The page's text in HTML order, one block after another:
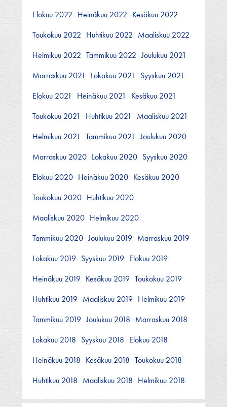
Elokuu 2022 Heinäkuu 2022 Kesäkuu 2022
Toukokuu 2022 Huhtikuu 2022 Maaliskuu 2022
Helmikuu 2022 Tammikuu 2022 Joulukuu 2021
Marraskuu 2021
Lokakuu 2021
Syyskuu 2021
Elokuu 2021
Heinäkuu 2021
Kesäkuu 2021
Toukokuu 2021
Huhtikuu 2021
Maaliskuu 2021
Helmikuu 2021
Tammikuu 2021
Joulukuu 2020
Marraskuu 2020 Lokakuu 2020 Syyskuu 2020
Elokuu 2020 Heinäkuu 2020 Kesäkuu 2020
Toukokuu 2020 Huhtikuu 2020
Maaliskuu 2020 Helmikuu 2020
Tammikuu 2020 Joulukuu 2019 Marraskuu 2019
Lokakuu 2019 Syyskuu 2019 Elokuu 2019
Heinäkuu 2019 Kesäkuu 2019 Toukokuu 2019
Huhtikuu 2019 Maaliskuu 2019 Helmikuu 2019
Tammikuu 2019 Joulukuu 2018 Marraskuu 2018
Lokakuu 2018 Syyskuu 2018 Elokuu 2018
Heinäkuu 2018 Kesäkuu 2018 Toukokuu 2018
Huhtikuu 2018 Maaliskuu 2018 Helmikuu 2018